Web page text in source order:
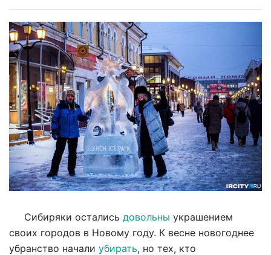
Сибиряки остались довольны украшением
своих городов в Новому году. К весне новогоднее
убранство начали убирать, но тех, кто